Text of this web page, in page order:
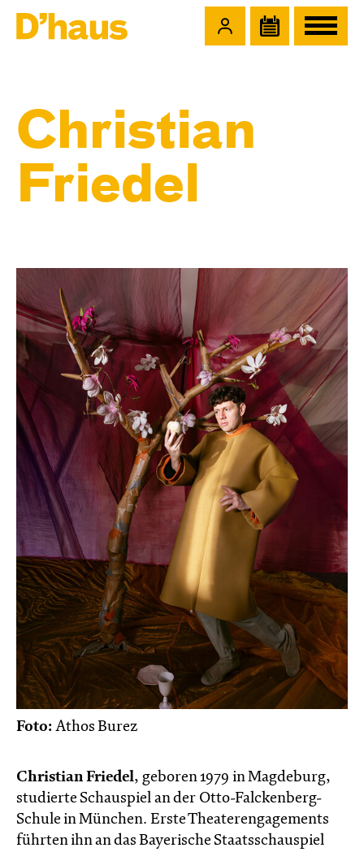
Christian
Friedel
Foto: Athos Burez
Christian Friedel, geboren 1979 in Magdeburg,
studierte Schauspiel an der Otto-Falckenberg-
Schule in München. Erste Theaterengagements
führten ihn an das Bayerische Staatsschauspiel